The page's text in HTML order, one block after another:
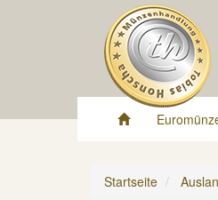
Startseite